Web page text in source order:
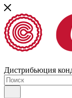
Дистрибьюция